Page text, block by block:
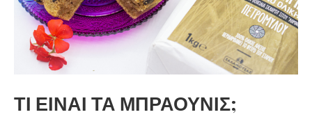
ΤΙ ΕΙΝΑΙ ΤΑ ΜΠΡΑΟΥΝΙΣ;